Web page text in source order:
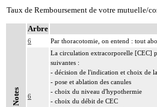
Taux de Remboursement de votre mutuelle/
Notes
Arbre
6 Par thoracotomie, on entend : tout
6
La circulation extracorporelle [CEC]
suivantes :
- décision de l'indication et choix de
- pose et ablation des canules
- choix du niveau d'hypothermie
- choix du débit de CEC